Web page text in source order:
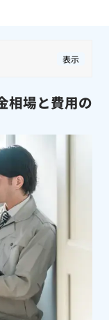
表示
相場と費用の